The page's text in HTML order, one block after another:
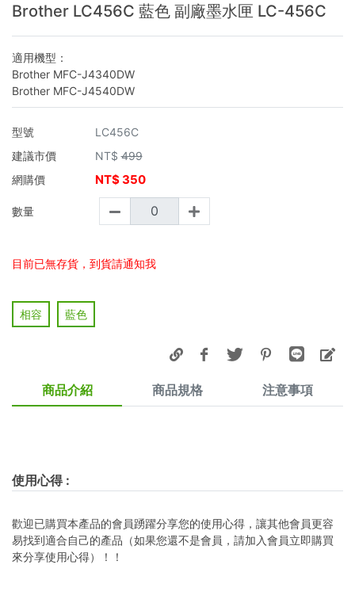
Brother LC456C 藍色 副廠墨水匣 LC-456C
適用機型：
Brother MFC-J4340DW
Brother MFC-J4540DW
型號
LC456C
建議市價
NT$ 499
網購價
NT$350
數量
目前已無存貨，到貨請通知我
相容 藍色
商品介紹 商品規格 注意事項
使用心得:
歡迎已購買本產品的會員踴躍分享您的使用心得，讓其他會員更容
易找到適合自己的產品（如果您還不是會員，請加入會員立即購買
來分享使用心得）！！